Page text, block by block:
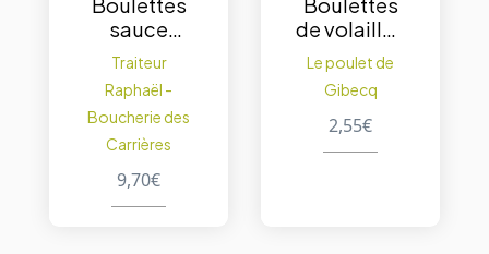
Boulettes
sauce
liégeoise –
portion de
500 g.
Traiteur
Raphaël -
Boucherie des
Carrières
9,70€
Boulettes
de volailles
cuites
120gr.
Le poulet de
Gibecq
2,55€